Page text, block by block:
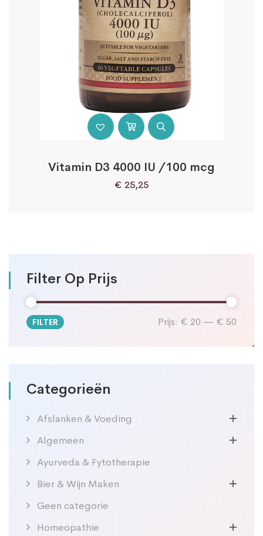
Filter Op Prijs
Min.
Max.
FILTER Prijs: € 20 — € 50
Categorieën
Afslanken & Voeding
Algemeen
Ayurveda & Fytotherapie
Bier & Wijn Maken
Geen categorie
Homeopathie
Vitamin D3 4000 IU /100 mcg
€ 25,25